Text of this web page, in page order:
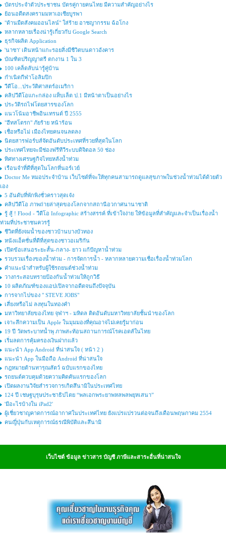
บัตรประจำตัวประชาชน บัตรคู่กายคนไทย มีความสำคัญอย่างไร
ย้อนอดีตสงครามมหาเอเซียบูรพา
"ด้านมืดสังคมออนไลน์" ใส่ร้าย อาชญากรรม ฉ้อโกง
หลากหลายเรื่องน่ารู้เกี่ยวกับ Google Search
ธุรกิจผลิต Application
'นาซา' เดินหน้าแกะรอยสิ่งมีชีวิตบนดาวอังคาร
บัณฑิตปริญญาตรี ตกงาน 1 ใน 3
100 เคล็ดลับน่ารู้คู่บ้าน
กำเนิดกีฬาโอลิมปิก
วีดีโอ...ประวัติศาสตร์อเมริกา
คลิปวีดีโอแกะกล่อง แท็บเล็ต ป.1 มีหน้าตาเป็นอย่างไร
ประวัติรถไฟโดยสารของโลก
แนวโน้มอาชีพอินเทรนด์ ปี 2555
"ฮีทสโตรก" ภัยร้าย หน้าร้อน
เชื่อหรือไม่ เมืองไทยคนจนลดลง
นิตยสารฟอร์บส์จัดอันดับประเทศที่รวยที่สุดในโลก
ประเทศไทยจะมีช่องฟรีทีวีระบบดิจิตอล 50 ช่อง
ทิศทางเศรษฐกิจไทยหลังน้ำท่วม
เรือนจำที่ดีที่สุดในโลกที่นอร์เวย์
Doctor Me หมอประจำบ้าน เว็บไซต์ที่จะให้ทุกคนสามารถดูแลสุขภาพในช่วงน้ำท่วมได้ด้วยตัว
เอง
5 อันดับที่พักพิงชั่วคราวสุดเจ๋ง
คลิปวีดีโอ ภาพถ่ายล่าสุดของโลกจากสถานีอวกาศนานาชาติ
รู้ สู้ ! Flood - วีดีโอ Infographic สร้างสรรค์ ที่เข้าใจง่าย ให้ข้อมูลที่สำคัญและจำเป็นเรื่องน้ำ
ท่วมที่ประชาชนควรรู้
ชีวิตที่ยังจมน้ำของชาวบ้านบางบัวทอง
หนังแอ็คชั่นที่ดีที่สุดของชาวอเมริกัน
เปิดข้อเสนอระยะสั้น-กลาง- ยาว แก้ปัญหาน้ำท่วม
รวบรวมเรื่องของน้ำท่วม - การจัดการน้ำ - หลากหลายความเชื่อเรื่องน้ำท่วมโลก
คำแนะนำสำหรับผู้ใช้รถยนต์ช่วงน้ำท่วม
วางกระสอบทรายป้องกันน้ำท่วมให้ถูกวิธี
10 ผลิตภัณฑ์ของแอปเปิลจากอดีตจนถึงปัจจุบัน
การจากไปของ " STEVE JOBS"
เสี่ยงหรือไม่ ลงทุนในทองคำ
มหาวิทยาลัยของไทย จุฬาฯ - มหิดล ติดอันดับมหาวิทยาลัยชั้นนำของโลก
เจาะลึกความเป็น Apple ในมุมมองที่คุณอาจไม่เคยรู้มาก่อน
19 ปี วัดพระบาทน้ำพุ ภาพสะท้อนสถานการณ์โรคเอดส์ในไทย
เริ่มลดการคุ้มครองเงินฝากแล้ว
แนะนำ App Android ที่น่าสนใจ ( หน้า 2 )
แนะนำ App ในมือถือ Android ที่น่าสนใจ
กฎหมายต้านทารุณสัตว์ ฉบับแรกของไทย
รถยนต์ควบคุมด้วยความคิดคันแรกของโลก
เปิดผลงานวิจัยสำรวจการเกิดสึนามิในประเทศไทย
124 ปี เชษฐบุรุษประชาธิปไตย “พลเอกพระยาพหลพลพยุหเสนา”
'มีอะไรบ้างใน iPad2'
ผู้เชี่ยวชาญคาดการณ์อากาศในประเทศไทย ยังแปรแปรวนต่อจนถึงเดือนพฤษภาคม 2554
คนญี่ปุ่นกับเหตุุการณ์ธรณีพิบัติและสึนามิ
เว็บไซต์ ข้อมูล ข่าวสาร บัญชี ภาษีและสาระอื่นที่น่าสนใจ